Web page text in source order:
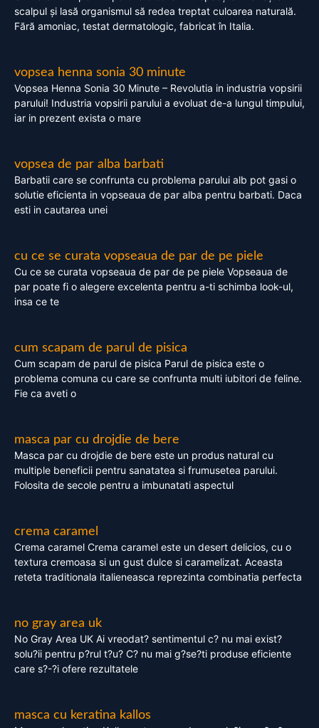
scalpul și lasă organismul să redea treptat culoarea naturală.
Fără amoniac, testat dermatologic, fabricat în Italia.
vopsea henna sonia 30 minute
Vopsea Henna Sonia 30 Minute – Revolutia in industria vopsirii
parului! Industria vopsirii parului a evoluat de-a lungul timpului,
iar in prezent exista o mare
vopsea de par alba barbati
Barbatii care se confrunta cu problema parului alb pot gasi o
solutie eficienta in vopseaua de par alba pentru barbati. Daca
esti in cautarea unei
cu ce se curata vopseaua de par de pe piele
Cu ce se curata vopseaua de par de pe piele Vopseaua de
par poate fi o alegere excelenta pentru a-ti schimba look-ul,
insa ce te
cum scapam de parul de pisica
Cum scapam de parul de pisica Parul de pisica este o
problema comuna cu care se confrunta multi iubitori de feline.
Fie ca aveti o
masca par cu drojdie de bere
Masca par cu drojdie de bere este un produs natural cu
multiple beneficii pentru sanatatea si frumusetea parului.
Folosita de secole pentru a imbunatati aspectul
crema caramel
Crema caramel Crema caramel este un desert delicios, cu o
textura cremoasa si un gust dulce si caramelizat. Aceasta
reteta traditionala italieneasca reprezinta combinatia perfecta
no gray area uk
No Gray Area UK Ai vreodat? sentimentul c? nu mai exist?
solu?ii pentru p?rul t?u? C? nu mai g?se?ti produse eficiente
care s?-?i ofere rezultatele
masca cu keratina kallos